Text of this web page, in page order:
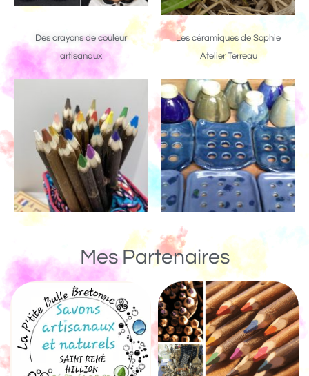
Des crayons de couleur
artisanaux
Les céramiques de Sophie
Atelier Terreau
Mes Partenaires